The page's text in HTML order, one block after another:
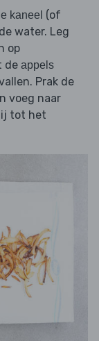
kaneel (of
water. Leg
op
de appels
Prak de
voeg naar
tot het